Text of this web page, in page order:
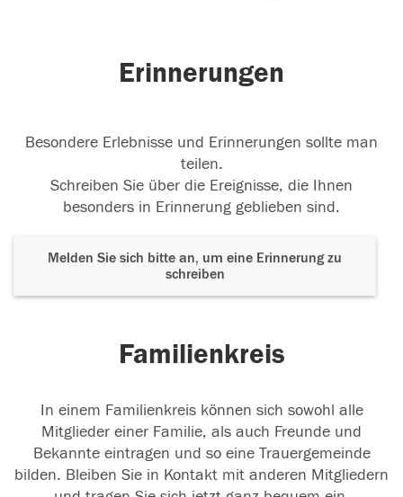
Erinnerungen
Besondere Erlebnisse und Erinnerungen sollte man
teilen.
Schreiben Sie über die Ereignisse, die Ihnen
besonders in Erinnerung geblieben sind.
Melden Sie sich bitte an, um eine Erinnerung zu
schreiben
Familienkreis
In einem Familienkreis können sich sowohl alle
Mitglieder einer Familie, als auch Freunde und
Bekannte eintragen und so eine Trauergemeinde
bilden. Bleiben Sie in Kontakt mit anderen Mitgliedern